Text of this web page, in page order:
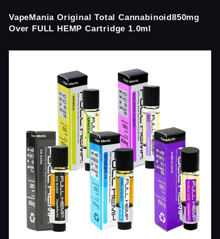
VapeMania Original Total Cannabinoid850mg
Over FULL HEMP Cartridge 1.0ml